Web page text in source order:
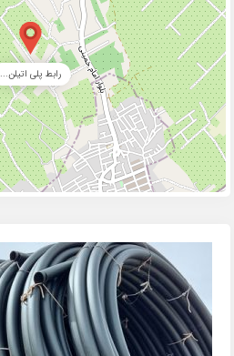
رابط پلی اتیلن...